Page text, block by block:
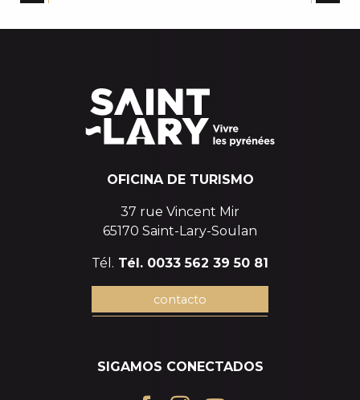
OFICINA DE TURISMO
37 rue Vincent Mir
65170 Saint-Lary-Soulan
Tél. Tél. 0033 562 39 50 81
contacto
SIGAMOS CONECTADOS